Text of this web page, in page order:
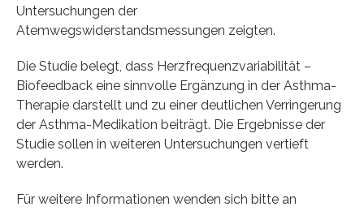
Untersuchungen der
Atemwegswiderstandsmessungen zeigten.
Die Studie belegt, dass Herzfrequenzvariabilität –
Biofeedback eine sinnvolle Ergänzung in der Asthma-
Therapie darstellt und zu einer deutlichen Verringerung
der Asthma-Medikation beiträgt. Die Ergebnisse der
Studie sollen in weiteren Untersuchungen vertieft
werden.
Für weitere Informationen wenden sich bitte an